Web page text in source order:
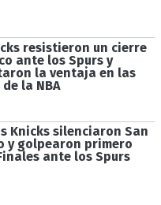
resistieron un cierre
ante los Spurs y
la ventaja en las
la NBA
Knicks silenciaron San
y golpearon primero
ante los Spurs